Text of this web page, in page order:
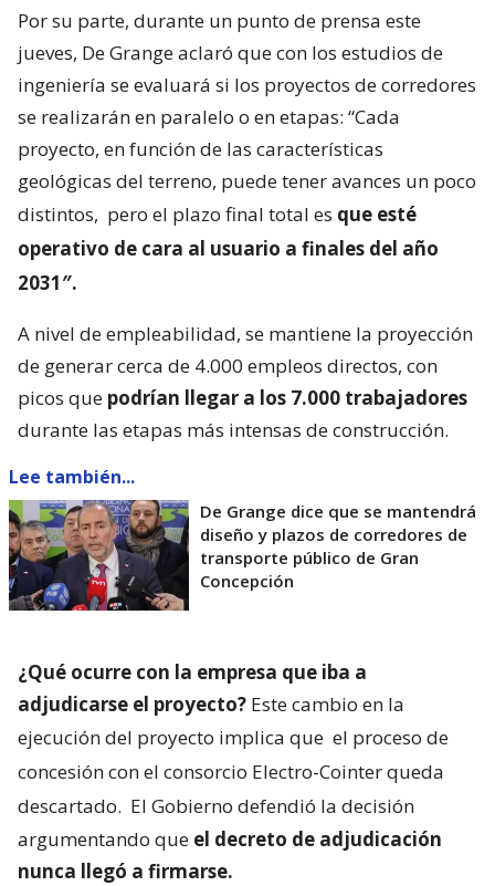
Por su parte, durante un punto de prensa este
jueves, De Grange aclaró que con los estudios de
ingeniería se evaluará si los proyectos de corredores
se realizarán en paralelo o en etapas: “Cada
proyecto, en función de las características
geológicas del terreno, puede tener avances un poco
distintos, pero el plazo final total es que esté
operativo de cara al usuario a finales del año
2031″.
A nivel de empleabilidad, se mantiene la proyección
de generar cerca de 4.000 empleos directos, con
picos que podrían llegar a los 7.000 trabajadores
durante las etapas más intensas de construcción.
Lee también...
De Grange dice que se mantendrá
diseño y plazos de corredores de
transporte público de Gran
Concepción
¿Qué ocurre con la empresa que iba a
adjudicarse el proyecto? Este cambio en la
ejecución del proyecto implica que el proceso de
concesión con el consorcio Electro-Cointer queda
descartado. El Gobierno defendió la decisión
argumentando que el decreto de adjudicación
nunca llegó a firmarse.